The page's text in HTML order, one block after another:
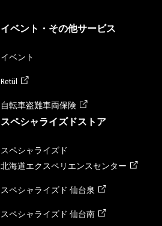
イベント・その他サービス
イベント
Retül
自転車盗難車両保険
スペシャライズドストア
スペシャライズド
北海道エクスペリエンスセンター
スペシャライズド 仙台泉
スペシャライズド 仙台南